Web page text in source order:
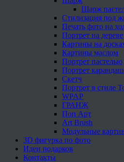
Шарж
Стилизация под
Печать фото на
Портрет на дереве
Картины на
Картины маслом
Портрет пастелью
Портрет
Скетч
Портрет в стиле
WPAP
ГРАНЖ
Поп Арт
Art Brush
Модульные
3D фигурка по фото
Идеи подарков
Контакты